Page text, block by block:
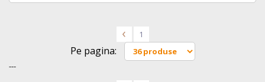
< 1
Pe pagina:
---